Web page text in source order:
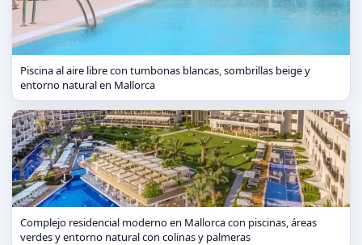
Piscina al aire libre con tumbonas blancas, sombrillas beige y
entorno natural en Mallorca
Complejo residencial moderno en Mallorca con piscinas, áreas
verdes y entorno natural con colinas y palmeras